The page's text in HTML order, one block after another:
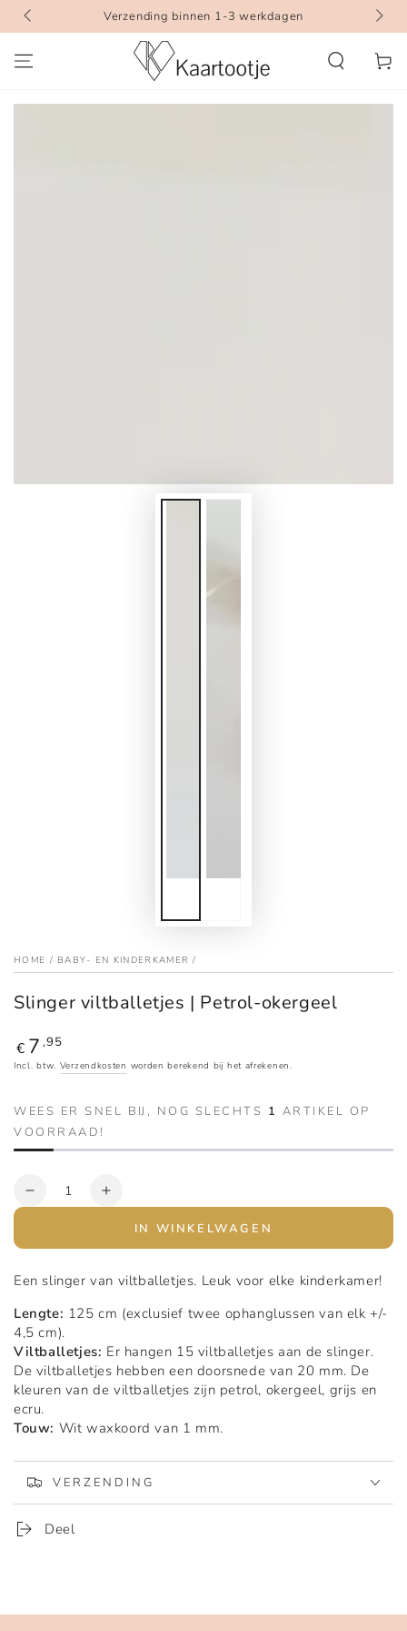
GA DOOR NAAR
INHOUD
Verzending binnen 1-3 werkdagen
HOME / BABY- EN KINDERKAMER /
Slinger viltballetjes | Petrol-okergeel
Reguliere
prijs
€ 7 ,95
Incl. btw. Verzendkosten worden berekend bij het afrekenen.
WEES ER SNEL BIJ, NOG SLECHTS 1 ARTIKEL OP
VOORRAAD!
Aantal
Verlaag
Slinger
viltballetjes
|
Petrol-
okergeel
Verhoog
aantal
Slinger
viltballetjes
|
okergeel
IN WINKELWAGEN
Een slinger van viltballetjes. Leuk voor elke kinderkamer!
Lengte: 125 cm (exclusief twee ophanglussen van elk +/-
4,5 cm).
Viltballetjes: Er hangen 15 viltballetjes aan de slinger.
De viltballetjes hebben een doorsnede van 20 mm. De
kleuren van de viltballetjes zijn petrol, okergeel, grijs en
ecru.
Touw: Wit waxkoord van 1 mm.
VERZENDING
Deel